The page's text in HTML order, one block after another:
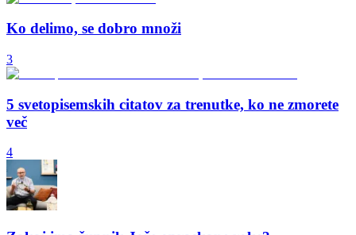
Ko delimo, se dobro množi
3
5 svetopisemskih citatov za trenutke, ko ne zmorete
več
4